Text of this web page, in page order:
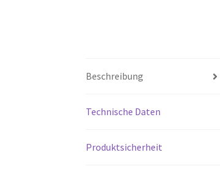
Beschreibung
Technische Daten
Produktsicherheit